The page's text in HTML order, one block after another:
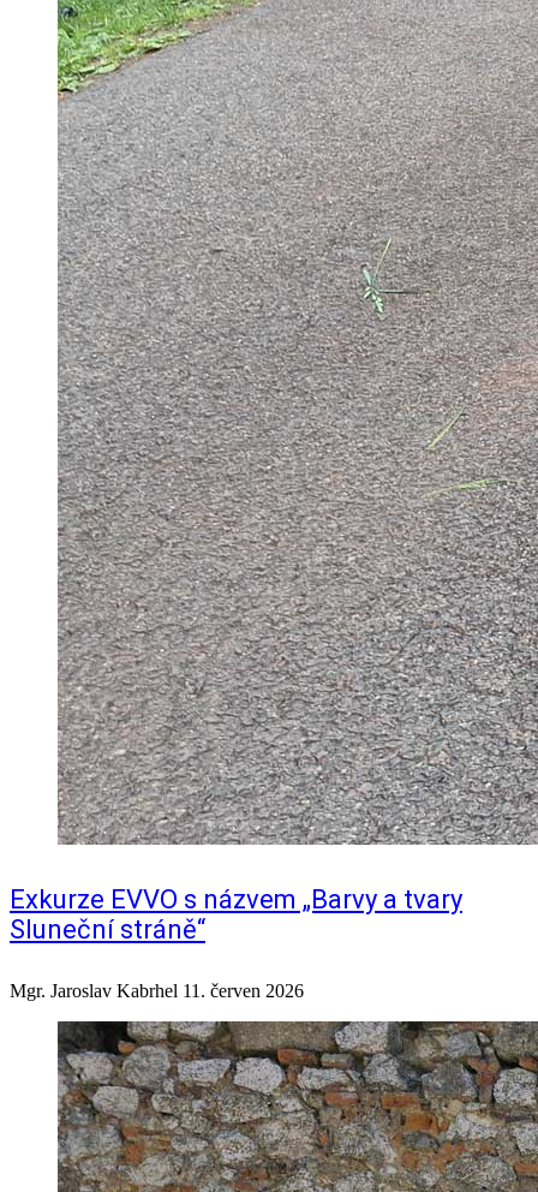
Exkurze EVVO s názvem „Barvy a tvary
Sluneční stráně“
Mgr. Jaroslav Kabrhel 11. červen 2026